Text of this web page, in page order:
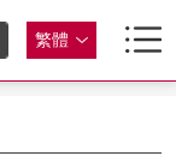
繁體